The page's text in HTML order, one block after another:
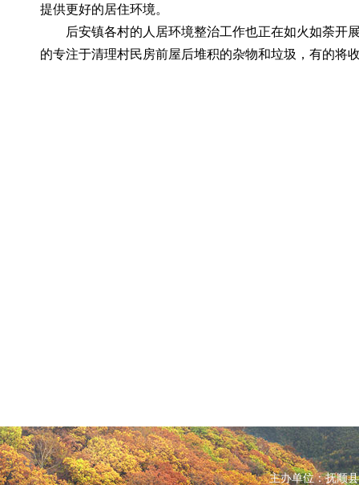
提供更好的居住环境。
后安镇各村的人居环境整治工作也正在如火如荼开
的专注于清理村民房前屋后堆积的杂物和垃圾，有的将
主办单位：抚顺